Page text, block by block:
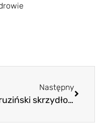
Następny
Gruziński skrzydłowy wypożyczony do Lecha